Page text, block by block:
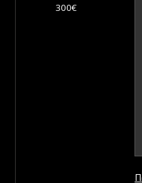
300€